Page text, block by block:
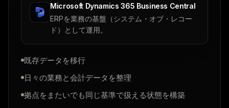
Microsoft Dynamics 365 Business Central
ERPを業務の基盤（システム・オブ・レコー
ド）として運用。
既存データを移行
日々の業務と会計データを整理
拠点をまたいでも同じ基準で扱える状態を構築